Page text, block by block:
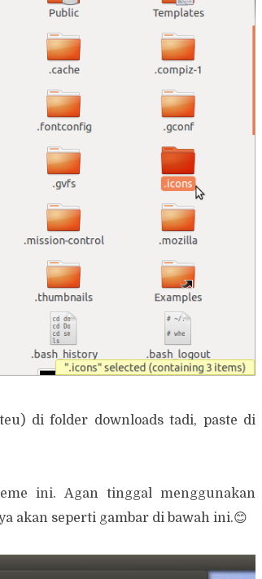
di folder downloads tadi, paste di
ini. Agan tinggal menggunakan
akan seperti gambar di bawah ini.😊